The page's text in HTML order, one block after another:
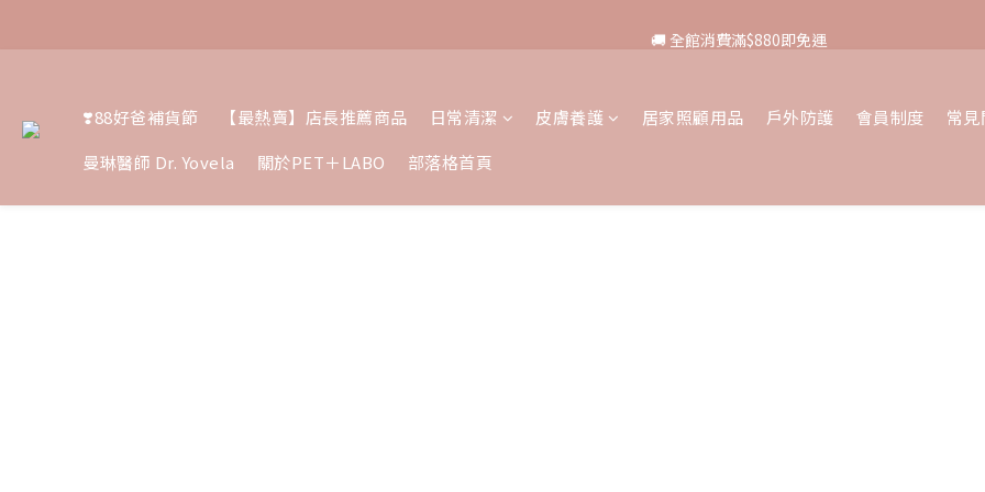
💰全館滿$1200 現折 $88
❣️88好爸補貨節 【最熱賣】店長推薦商品 日常清潔 皮膚養護 居家照顧用品 戶外防護 會員制度
常
曼琳醫師 Dr. Yovela
關於PET＋LABO 部落格首頁